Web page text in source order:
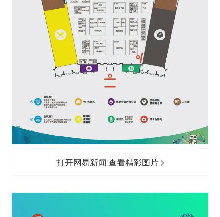
打开网易新闻 查看精彩图片